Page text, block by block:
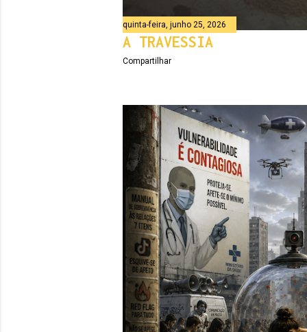
quinta-feira, junho 25, 2026
A TRAVESSIA
Compartilhar